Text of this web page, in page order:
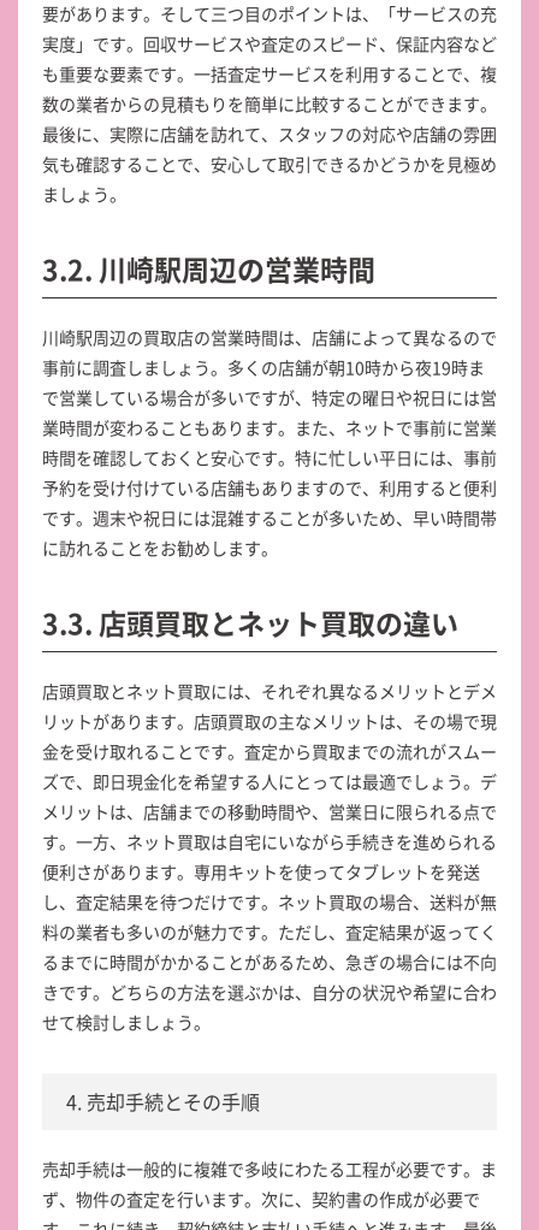
要があります。そして三つ目のポイントは、「サービスの充
実度」です。回収サービスや査定のスピード、保証内容など
も重要な要素です。一括査定サービスを利用することで、複
数の業者からの見積もりを簡単に比較することができます。
最後に、実際に店舗を訪れて、スタッフの対応や店舗の雰囲
気も確認することで、安心して取引できるかどうかを見極め
ましょう。
3.2. 川崎駅周辺の営業時間
川崎駅周辺の買取店の営業時間は、店舗によって異なるので
事前に調査しましょう。多くの店舗が朝10時から夜19時ま
で営業している場合が多いですが、特定の曜日や祝日には営
業時間が変わることもあります。また、ネットで事前に営業
時間を確認しておくと安心です。特に忙しい平日には、事前
予約を受け付けている店舗もありますので、利用すると便利
です。週末や祝日には混雑することが多いため、早い時間帯
に訪れることをお勧めします。
3.3. 店頭買取とネット買取の違い
店頭買取とネット買取には、それぞれ異なるメリットとデメ
リットがあります。店頭買取の主なメリットは、その場で現
金を受け取れることです。査定から買取までの流れがスムー
ズで、即日現金化を希望する人にとっては最適でしょう。デ
メリットは、店舗までの移動時間や、営業日に限られる点で
す。一方、ネット買取は自宅にいながら手続きを進められる
便利さがあります。専用キットを使ってタブレットを発送
し、査定結果を待つだけです。ネット買取の場合、送料が無
料の業者も多いのが魅力です。ただし、査定結果が返ってく
るまでに時間がかかることがあるため、急ぎの場合には不向
きです。どちらの方法を選ぶかは、自分の状況や希望に合わ
せて検討しましょう。
4. 売却手続とその手順
売却手続は一般的に複雑で多岐にわたる工程が必要です。ま
ず、物件の査定を行います。次に、契約書の作成が必要で